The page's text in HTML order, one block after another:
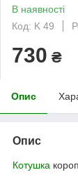
В наявності
Код: K 49
730 ₴
Опис
Опис
Котушка